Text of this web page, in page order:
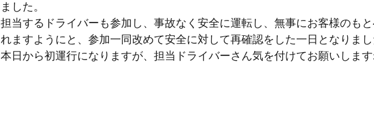
ました。
担当するドライバーも参加し、事故なく安全に運転し、無事にお客様のも
れますようにと、参加一同改めて安全に対して再確認をした一日となりま
本日から初運行になりますが、担当ドライバーさん気を付けてお願いしま